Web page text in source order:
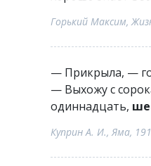
Горький Максим,
— Прикрыла, —
— Выхожу с
одиннадцать,
Куприн А. И., Яма,